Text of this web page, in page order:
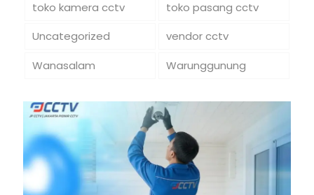
toko kamera cctv
toko pasang cctv
Uncategorized
vendor cctv
Wanasalam
Warunggunung